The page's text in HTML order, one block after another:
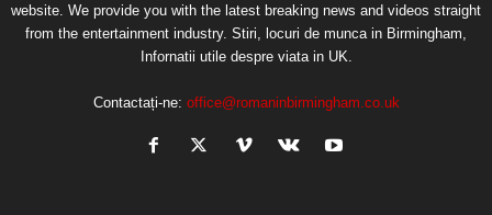
website. We provide you with the latest breaking news and videos straight
from the entertainment industry. Stiri, locuri de munca in Birmingham,
Infornatii utile despre viata in UK.
Contactați-ne: office@romaninbirmingham.co.uk